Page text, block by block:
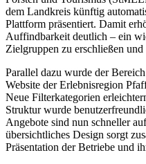
dem Landkreis künftig
Plattform präsentiert. Damit
Auffindbarkeit deutlich – ein
Zielgruppen zu erschließen
Parallel dazu wurde der
Website der Erlebnisregion
Neue Filterkategorien
Struktur wurde
Angebote sind nun schneller
übersichtliches Design sorgt
Präsentation der Betriebe und